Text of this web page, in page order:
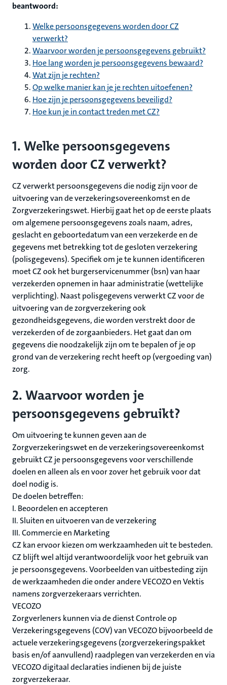
beantwoord:
Welke persoonsgegevens worden door CZ
verwerkt?
Waarvoor worden je persoonsgegevens gebruikt?
Hoe lang worden je persoonsgegevens bewaard?
Wat zijn je rechten?
Op welke manier kan je je rechten uitoefenen?
Hoe zijn je persoonsgegevens beveiligd?
Hoe kun je in contact treden met CZ?
1. Welke persoonsgegevens
worden door CZ verwerkt?
CZ verwerkt persoonsgegevens die nodig zijn voor de
uitvoering van de verzekeringsovereenkomst en de
Zorgverzekeringswet. Hierbij gaat het op de eerste plaats
om algemene persoonsgegevens zoals naam, adres,
geslacht en geboortedatum van een verzekerde en de
gegevens met betrekking tot de gesloten verzekering
(polisgegevens). Specifiek om je te kunnen identificeren
moet CZ ook het burgerservicenummer (bsn) van haar
verzekerden opnemen in haar administratie (wettelijke
verplichting). Naast polisgegevens verwerkt CZ voor de
uitvoering van de zorgverzekering ook
gezondheidsgegevens, die worden verstrekt door de
verzekerden of de zorgaanbieders. Het gaat dan om
gegevens die noodzakelijk zijn om te bepalen of je op
grond van de verzekering recht heeft op (vergoeding van)
zorg.
2. Waarvoor worden je
persoonsgegevens gebruikt?
Om uitvoering te kunnen geven aan de
Zorgverzekeringswet en de verzekeringsovereenkomst
gebruikt CZ je persoonsgegevens voor verschillende
doelen en alleen als en voor zover het gebruik voor dat
doel nodig is.
De doelen betreffen:
I. Beoordelen en accepteren
II. Sluiten en uitvoeren van de verzekering
III. Commercie en Marketing
CZ kan ervoor kiezen om werkzaamheden uit te besteden.
CZ blijft wel altijd verantwoordelijk voor het gebruik van
je persoonsgegevens. Voorbeelden van uitbesteding zijn
de werkzaamheden die onder andere VECOZO en Vektis
namens zorgverzekeraars verrichten.
VECOZO
Zorgverleners kunnen via de dienst Controle op
Verzekeringsgegevens (COV) van VECOZO bijvoorbeeld de
actuele verzekeringsgegevens (zorgverzekeringspakket
basis en/of aanvullend) raadplegen van verzekerden en via
VECOZO digitaal declaraties indienen bij de juiste
zorgverzekeraar.